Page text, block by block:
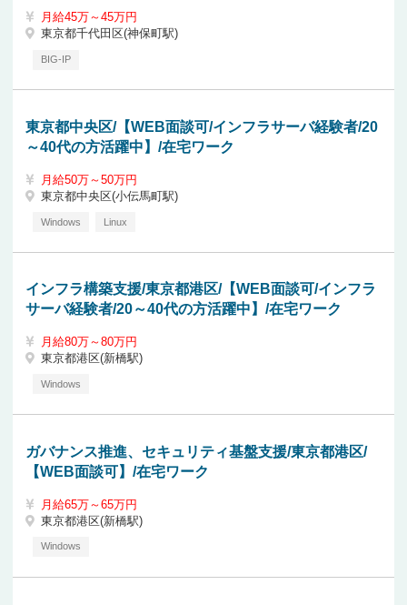
月給45万～45万円
東京都千代田区(神保町駅)
BIG-IP
東京都中央区/【WEB面談可/インフラサーバ経験者/20
～40代の方活躍中】/在宅ワーク
月給50万～50万円
東京都中央区(小伝馬町駅)
Windows Linux
インフラ構築支援/東京都港区/【WEB面談可/インフラ
サーバ経験者/20～40代の方活躍中】/在宅ワーク
月給80万～80万円
東京都港区(新橋駅)
Windows
ガバナンス推進、セキュリティ基盤支援/東京都港区/
【WEB面談可】/在宅ワーク
月給65万～65万円
東京都港区(新橋駅)
Windows